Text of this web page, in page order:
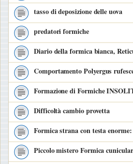
tasso di deposizione delle uova
predatori formiche
Diario della formica bianca,
Comportamento Polyergus
Formazione di Formiche
Difficoltà cambio provetta
Formica strana con testa
Piccolo mistero Formica